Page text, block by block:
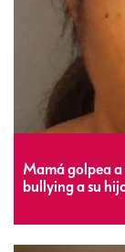
Mamá golpea a
bullying a su